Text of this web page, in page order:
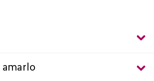
amarlo